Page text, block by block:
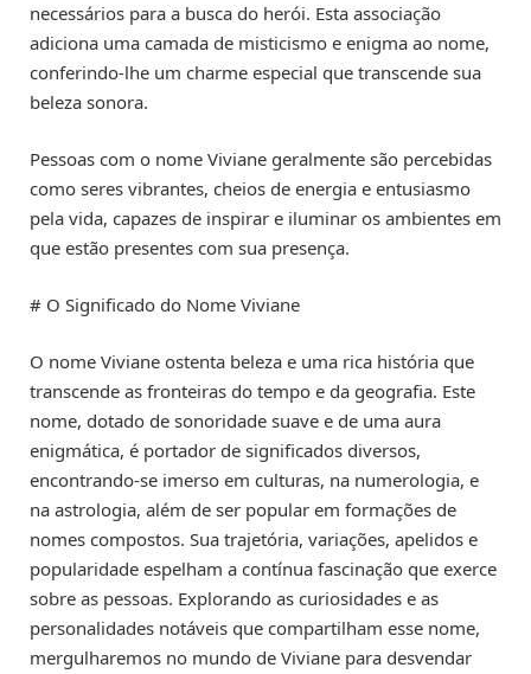
necessários para a busca do herói. Esta associação
adiciona uma camada de misticismo e enigma ao nome,
conferindo-lhe um charme especial que transcende sua
beleza sonora.
Pessoas com o nome Viviane geralmente são percebidas
como seres vibrantes, cheios de energia e entusiasmo
pela vida, capazes de inspirar e iluminar os ambientes em
que estão presentes com sua presença.
# O Significado do Nome Viviane
O nome Viviane ostenta beleza e uma rica história que
transcende as fronteiras do tempo e da geografia. Este
nome, dotado de sonoridade suave e de uma aura
enigmática, é portador de significados diversos,
encontrando-se imerso em culturas, na numerologia, e
na astrologia, além de ser popular em formações de
nomes compostos. Sua trajetória, variações, apelidos e
popularidade espelham a contínua fascinação que exerce
sobre as pessoas. Explorando as curiosidades e as
personalidades notáveis que compartilham esse nome,
mergulharemos no mundo de Viviane para desvendar